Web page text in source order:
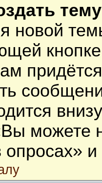
новой
можете
опросах» и